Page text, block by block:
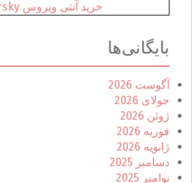
خرید آنتی ویروس Kaspersky
بایگانی‌ها
آگوست 2026
جولای 2026
ژوئن 2026
فوریه 2026
ژانویه 2026
دسامبر 2025
نوامبر 2025